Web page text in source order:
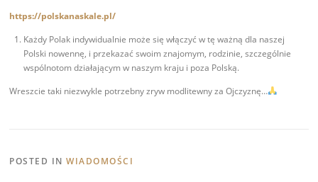
https://polskanaskale.pl/
Każdy Polak indywidualnie może się włączyć w tę ważną dla naszej
Polski nowennę, i przekazać swoim znajomym, rodzinie, szczególnie
wspólnotom działającym w naszym kraju i poza Polską.
Wreszcie taki niezwykle potrzebny zryw modlitewny za Ojczyznę…
POSTED INWIADOMOŚCI